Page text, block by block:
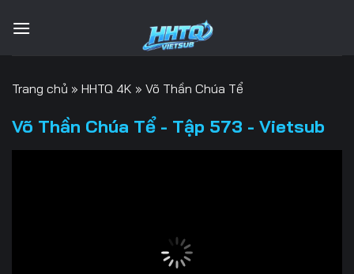
qua
Trang chủ » HHTQ 4K » Võ Thần Chúa Tể
Võ Thần Chúa Tể - Tập 573 - Vietsub